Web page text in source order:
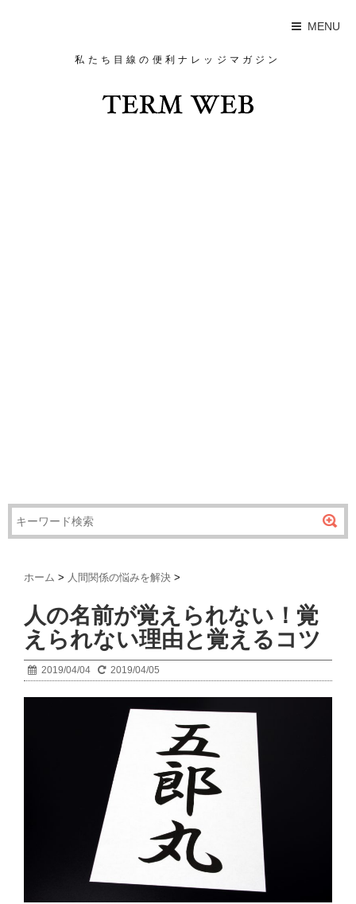
MENU
私たち目線の便利ナレッジマガジン
ホーム > 人間関係の悩みを解決 >
人の名前が覚えられない！覚
えられない理由と覚えるコツ
2019/04/04 2019/04/05